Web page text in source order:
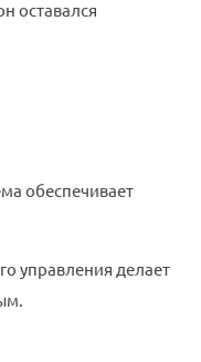
оставался
обеспечивает
управления делает